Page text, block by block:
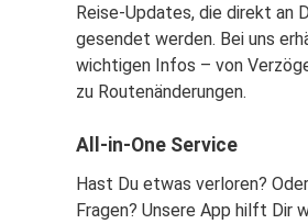
Reise-Updates, die direkt an
gesendet werden. Bei uns
wichtigen Infos – von
zu Routenänderungen.
All-in-One Service
Hast Du etwas verloren?
Fragen? Unsere App hilft Dir